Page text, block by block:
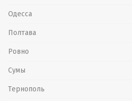
Одесса
Полтава
Ровно
Сумы
Тернополь